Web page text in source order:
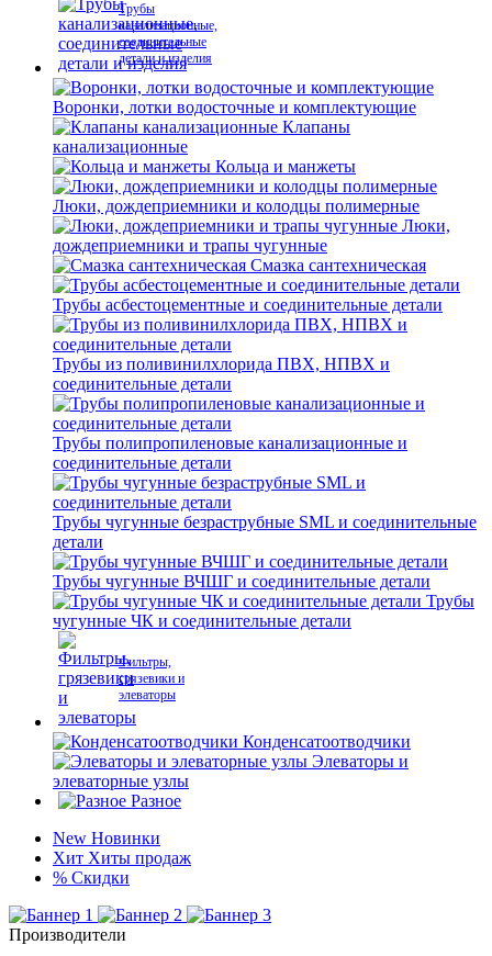
Трубы
канализационные,
соединительные
детали и изделия
Воронки, лотки водосточные и комплектующие
Клапаны
канализационные
Кольца и манжеты
Люки, дождеприемники и колодцы полимерные
Люки,
дождеприемники и трапы чугунные
Смазка сантехническая
Трубы асбестоцементные и соединительные детали
Трубы из поливинилхлорида ПВХ, НПВХ и
соединительные детали
Трубы полипропиленовые канализационные и
соединительные детали
Трубы чугунные безраструбные SML и соединительные
детали
Трубы чугунные ВЧШГ и соединительные детали
Трубы
чугунные ЧК и соединительные детали
Фильтры,
грязевики и
элеваторы
Конденсатоотводчики
Элеваторы и
элеваторные узлы
Разное
New Новинки
Хит Хиты продаж
% Скидки
Производители